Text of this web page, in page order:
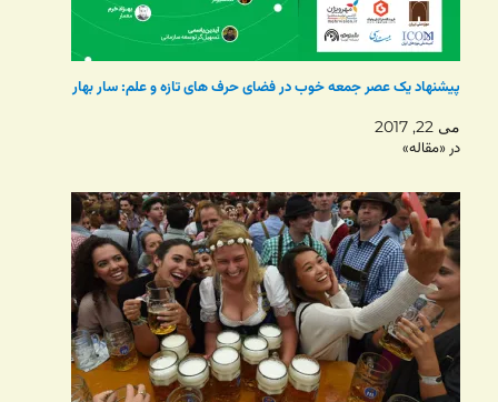
پیشنهاد یک عصر جمعه خوب در فضای حرف های تازه و علم: سار بهار
می 22, 2017
در «مقاله»